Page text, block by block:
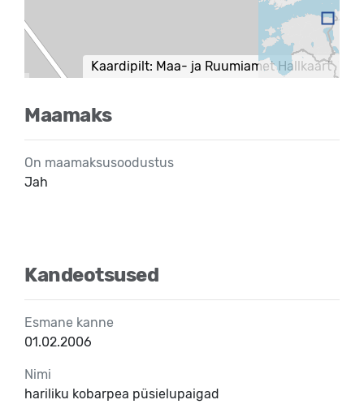
Kaardipilt: Maa- ja Ruumiamet Hallkaart
Maamaks
On maamaksusoodustus
Jah
Kandeotsused
Esmane kanne
01.02.2006
Nimi
hariliku kobarpea püsielupaigad